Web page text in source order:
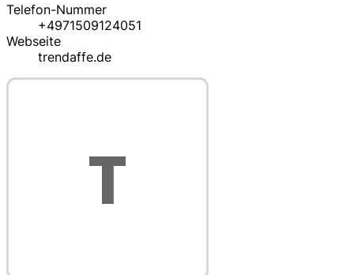
Telefon-Nummer
+4971509124051
Webseite
trendaffe.de